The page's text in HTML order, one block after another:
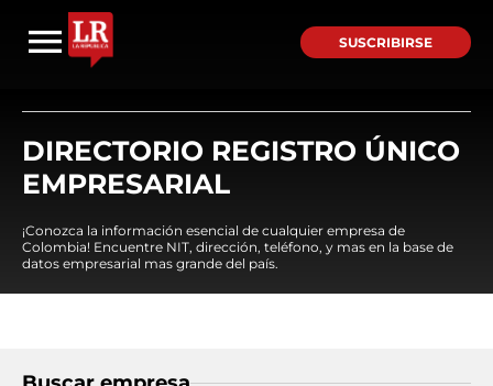
SUSCRIBIRSE
DIRECTORIO REGISTRO ÚNICO
EMPRESARIAL
¡Conozca la información esencial de cualquier empresa de
Colombia! Encuentre NIT, dirección, teléfono, y mas en la base de
datos empresarial mas grande del país.